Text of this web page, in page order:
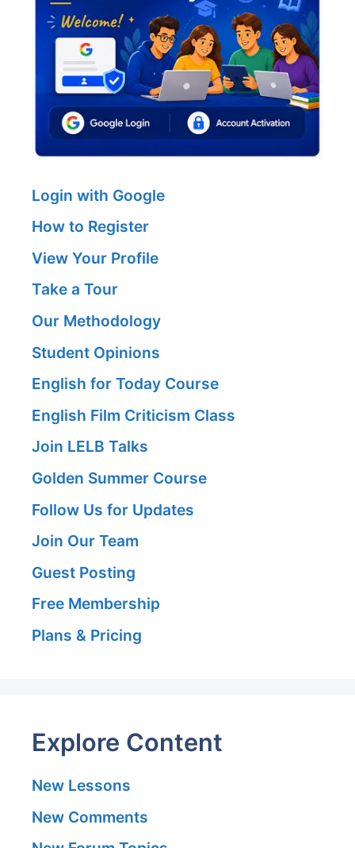
Login with Google
How to Register
View Your Profile
Take a Tour
Our Methodology
Student Opinions
English for Today Course
English Film Criticism Class
Join LELB Talks
Golden Summer Course
Follow Us for Updates
Join Our Team
Guest Posting
Free Membership
Plans & Pricing
Explore Content
New Lessons
New Comments